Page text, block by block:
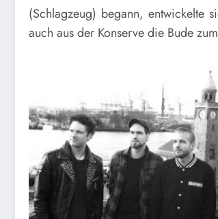
(Schlagzeug) begann, entwickelte
auch aus der Konserve die Bude